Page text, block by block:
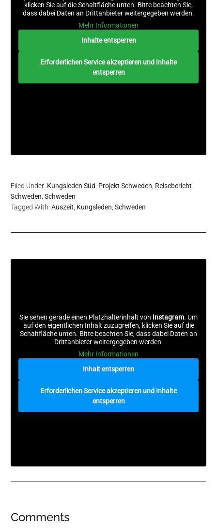
klicken Sie auf die Schaltfläche unten. Bitte beachten Sie,
dass dabei Daten an Drittanbieter weitergegeben werden.
Mehr Informationen
Inhalte entsperren
Erforderlichen Service akzeptieren und Inhalte
entsperren
Filed Under: Kungsleden Süd Projekt Schweden Reisebericht
Schweden ,Schweden
Tagged With:Auszeit Kungsleden ,Schweden
Sie sehen gerade einen Platzhalterinhalt von Instagram. Um
auf den eigentlichen Inhalt zuzugreifen, klicken Sie auf die
Schaltfläche unten. Bitte beachten Sie, dass dabei Daten an
Drittanbieter weitergegeben werden.
Mehr Informationen
Inhalt entsperren
Erforderlichen Service akzeptieren und Inhalte
entsperren
Reader
Comments